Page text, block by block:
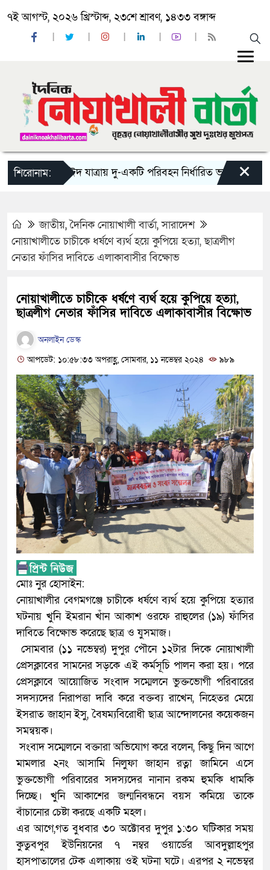
৭ই আগস্ট, ২০২৬ খ্রিস্টাব্দ, ২৩শে শ্রাবণ, ১৪৩৩ বঙ্গাব্দ
শিরোনাম:‘ঈদ যাত্রায় দু-একটি পরিবহন নির্ধারিত ভাড়ার চেয়েও কম
×
জাতীয়,দৈনিক নোয়াখালী বার্তা,সারাদেশ
নোয়াখালীতে চাচীকে ধর্ষণে ব্যর্থ হয়ে কুপিয়ে হত্যা, ছাত্রলীগ
নেতার ফাঁসির দাবিতে এলাকাবাসীর বিক্ষোভ
নোয়াখালীতে চাচীকে ধর্ষণে ব্যর্থ হয়ে কুপিয়ে হত্যা,
ছাত্রলীগ নেতার ফাঁসির দাবিতে এলাকাবাসীর বিক্ষোভ
অনলাইন ডেস্ক
আপডেট: ১০:৫৮:৩৩ অপরাহ্ণ, সোমবার, ১১ নভেম্বর ২০২৪
৯৮৯
মোঃ নুর হোসাইন:
নোয়াখালীর বেগমগঞ্জে চাচীকে ধর্ষণে ব্যর্থ হয়ে কুপিয়ে হত্যার
ঘটনায় খুনি ইমরান খাঁন আকাশ ওরফে রাহুলের (১৯) ফাঁসির
দাবিতে বিক্ষোভ করেছে ছাত্র ও যুসমাজ।
সোমবার (১১ নভেম্বর) দুপুর পৌনে ১২টার দিকে নোয়াখালী
প্রেসক্লাবের সামনের সড়কে এই কর্মসূচি পালন করা হয়। পরে
প্রেসক্লাবে আয়োজিত সংবাদ সম্মেলনে ভুক্তভোগী পরিবারের
সদস্যদের নিরাপত্তা দাবি করে বক্তব্য রাখেন, নিহেতর মেয়ে
ইসরাত জাহান ইসু, বৈষম্যবিরোধী ছাত্র আন্দোলনের কয়েকজন
সমন্বয়ক।
সংবাদ সম্মেলনে বক্তারা অভিযোগ করে বলেন, কিছু দিন আগে
মামলার ২নং আসামি নিলুফা জাহান রত্না জামিনে এসে
ভুক্তভোগী পরিবারের সদস্যদের নানান রকম হুমকি ধামকি
দিচ্ছে। খুনি আকাশের জন্মনিবন্ধনে বয়স কমিয়ে তাকে
বাঁচানোর চেষ্টা করছে একটি মহল।
এর আগে,গত বুধবার ৩০ অক্টোবর দুপুর ১:৩০ ঘটিকার সময়
কুতুবপুর ইউনিয়নের ৭ নম্বর ওয়ার্ডের আবদুল্লাহপুর
হাসপাতালের টেক এলাকায় ওই ঘটনা ঘটে। এরপর ২ নভেম্বর